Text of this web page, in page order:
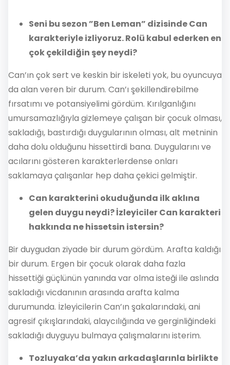
Seni bu sezon ”Ben Leman” dizisinde Can
karakteriyle izliyoruz. Rolü kabul ederken en
çok çekildiğin şey neydi?
Can’ın çok sert ve keskin bir iskeleti yok, bu oyuncuya
da alan veren bir durum. Can’ı şekillendirebilme
fırsatımı ve potansiyelimi gördüm. Kırılganlığını
umursamazlığıyla gizlemeye çalışan bir çocuk olması,
sakladığı, bastırdığı duygularının olması, alt metninin
daha dolu olduğunu hissettirdi bana. Duygularını ve
acılarını gösteren karakterlerdense onları
saklamaya çalışanlar hep daha çekici gelmiştir.
Can karakterini okuduğunda ilk aklına
gelen duygu neydi? İzleyiciler Can karakteri
hakkında ne hissetsin istersin?
Bir duygudan ziyade bir durum gördüm. Arafta kaldığı
bir durum. Ergen bir çocuk olarak daha fazla
hissettiği güçlünün yanında var olma isteği ile aslında
sakladığı vicdanının arasında arafta kalma
durumunda. İzleyicilerin Can’ın şakalarındaki, ani
agresif çıkışlarındaki, alaycılığında ve gerginliğindeki
sakladığı duyguyu bulmaya çalışmalarını isterim.
Tozluyaka’da yakın arkadaşlarınla birlikte